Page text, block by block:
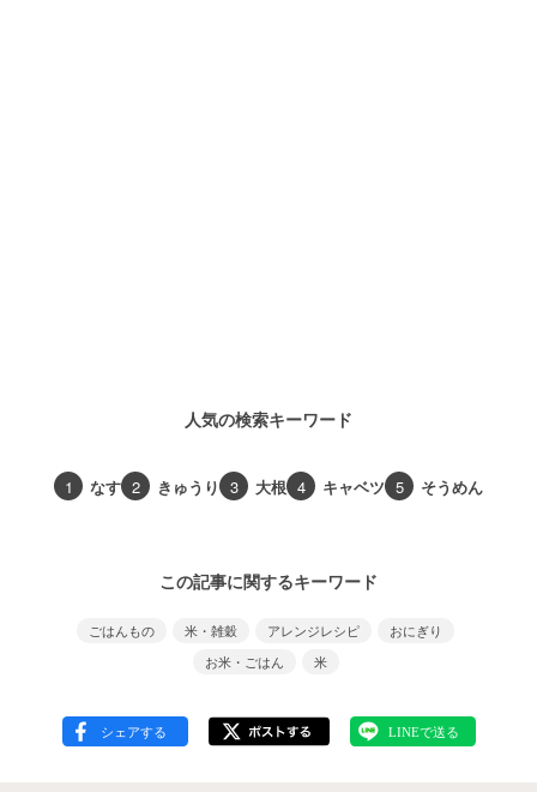
人気の検索キーワード
1 なす 2 きゅうり 3 大根 4 キャベツ 5 そうめん
この記事に関するキーワード
ごはんもの 米・雑穀 アレンジレシピ
おにぎり
お米・ごはん
米